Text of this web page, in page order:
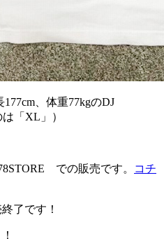
、体重77kgのDJ
「XL」）
での販売です。
コチ
終了です！